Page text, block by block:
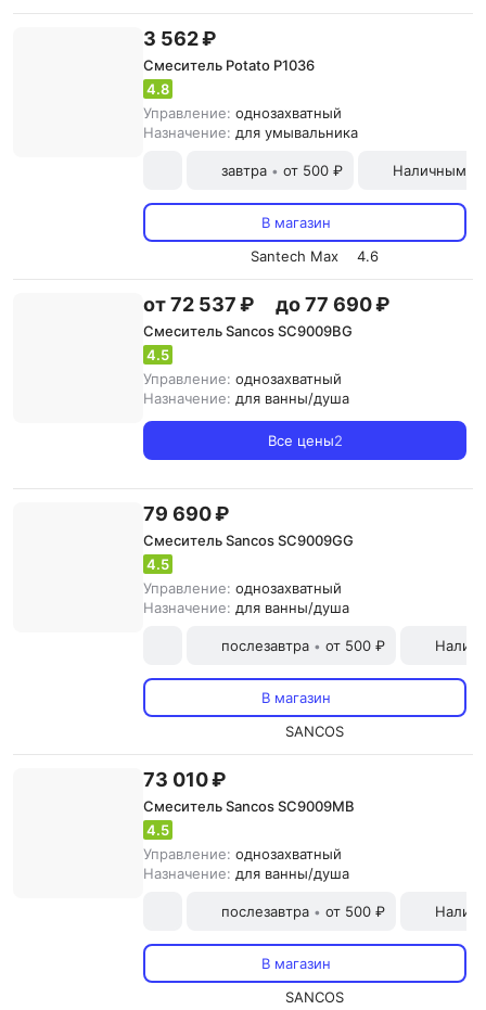
3 562 ₽
Смеситель Potato P1036
4.8
Управление: однозахватный
Назначение: для умывальника
завтра • от 500 ₽ Наличными
В магазин
Santech Max
4.6
от 72 537 ₽ до 77 690 ₽
Смеситель Sancos SC9009BG
4.5
Управление: однозахватный
Назначение: для ванны/душа
Все цены2
79 690 ₽
Смеситель Sancos SC9009GG
4.5
Управление: однозахватный
Назначение: для ванны/душа
послезавтра • от 500 ₽
В магазин
SANCOS
73 010 ₽
Смеситель Sancos SC9009MB
4.5
Управление: однозахватный
Назначение: для ванны/душа
послезавтра • от 500 ₽
В магазин
SANCOS